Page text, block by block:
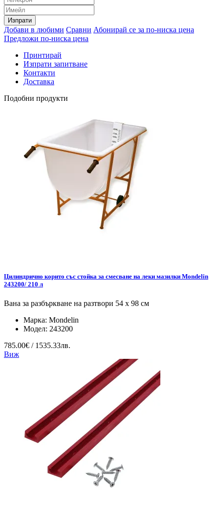
Изпрати
Добави в любими Сравни Абонирай се за по-ниска цена
Предложи по-ниска цена
Принтирай
Изпрати запитване
Контакти
Доставка
Подобни продукти
Цилиндрично корито със стойка за смесване на леки мазилки Mondelin
243200/ 210 л
Вана за разбъркване на разтвори 54 x 98 см
Марка: Mondelin
Модел: 243200
785.00€ / 1535.33лв.
Виж